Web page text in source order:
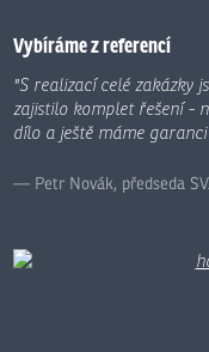
nepodařilo
odeslat.
Vybíráme z referencí
"S realizací celé zakázky
zajistilo komplet řešení -
dílo a ještě máme
Petr Novák, předseda